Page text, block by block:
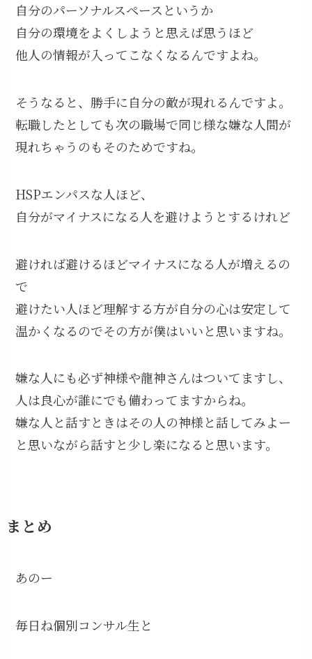
自分のパーソナルスペースというか
自分の環境をよくしようと思えば思うほど
他人の情報が入ってこなくなるんですよね。
そうなると、勝手に自分の敵が現れるんですよ。
転職したとしても次の職場で同じ様な嫌な人間が
現れちゃうのもそのためですね。
HSPエンパスな人ほど、
自分がマイナスになる人を避けようとするけれど
避ければ避けるほどマイナスになる人が増えるの
で
避けたい人ほど理解する方が自分の心は安定して
温かくなるのでその方が僕はいいと思いますね。
嫌な人にも必ず神様や龍神さんはついてますし、
人は良心が誰にでも備わってますからね。
嫌な人と話すときはその人の神様と話してみよー
と思いながら話すと少し楽になると思います。
まとめ
あのー
毎日ね個別コンサル生と